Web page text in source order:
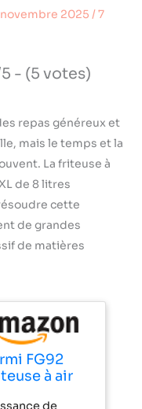
2025 /7
- (5 votes)
repas généreux et
mais le temps et la
La friteuse à
de 8 litres
cette
de grandes
de matières
FG92
à air
de